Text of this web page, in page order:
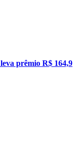
prêmio R$ 164,9